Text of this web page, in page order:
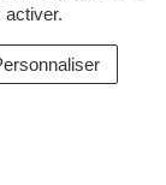
activer.
ACCESSIBILITÉ